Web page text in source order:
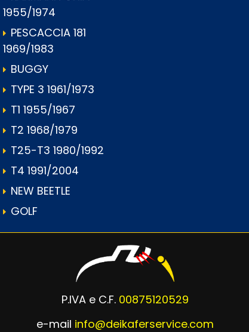
1955/1974
PESCACCIA 181
1969/1983
BUGGY
TYPE 3 1961/1973
T1 1955/1967
T2 1968/1979
T25-T3 1980/1992
T4 1991/2004
NEW BEETLE
GOLF
P.IVA e C.F. 00875120529
e-mail info@deikaferservice.com